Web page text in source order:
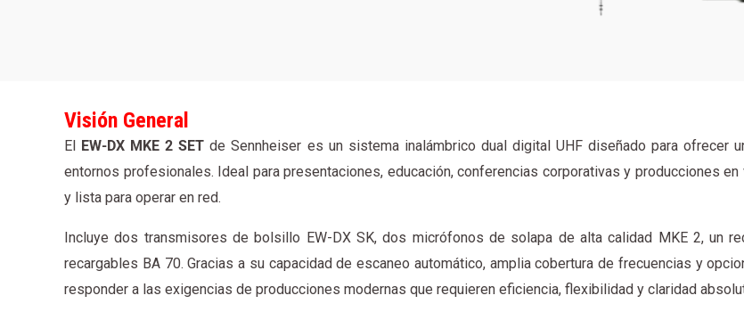
Visión General
El EW-DX MKE 2 SET de Sennheiser es un sistema inalámbrico dual digital UHF diseñado para ofrecer
entornos profesionales. Ideal para presentaciones, educación, conferencias corporativas y producciones
y lista para operar en red.
Incluye dos transmisores de bolsillo EW-DX SK, dos micrófonos de solapa de alta calidad MKE 2, un
recargables BA 70. Gracias a su capacidad de escaneo automático, amplia cobertura de frecuencias y
responder a las exigencias de producciones modernas que requieren eficiencia, flexibilidad y claridad